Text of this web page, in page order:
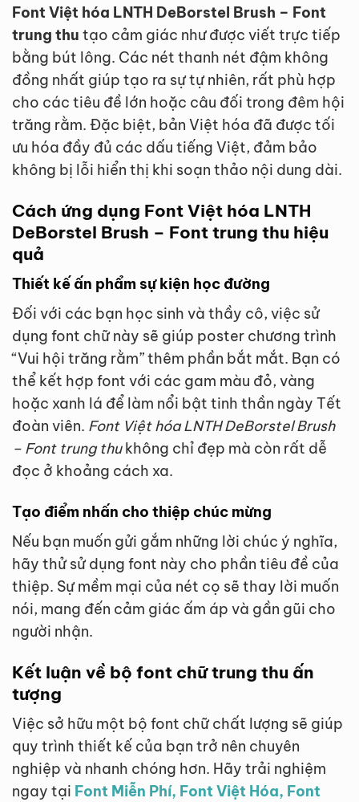
Font Việt hóa LNTH DeBorstel Brush – Font
trung thu tạo cảm giác như được viết trực tiếp
bằng bút lông. Các nét thanh nét đậm không
đồng nhất giúp tạo ra sự tự nhiên, rất phù hợp
cho các tiêu đề lớn hoặc câu đối trong đêm hội
trăng rằm. Đặc biệt, bản Việt hóa đã được tối
ưu hóa đầy đủ các dấu tiếng Việt, đảm bảo
không bị lỗi hiển thị khi soạn thảo nội dung dài.
Cách ứng dụng Font Việt hóa LNTH
DeBorstel Brush – Font trung thu hiệu
quả
Thiết kế ấn phẩm sự kiện học đường
Đối với các bạn học sinh và thầy cô, việc sử
dụng font chữ này sẽ giúp poster chương trình
“Vui hội trăng rằm” thêm phần bắt mắt. Bạn có
thể kết hợp font với các gam màu đỏ, vàng
hoặc xanh lá để làm nổi bật tinh thần ngày Tết
đoàn viên. Font Việt hóa LNTH DeBorstel Brush
– Font trung thukhông chỉ đẹp mà còn rất dễ
đọc ở khoảng cách xa.
Tạo điểm nhấn cho thiệp chúc mừng
Nếu bạn muốn gửi gắm những lời chúc ý nghĩa,
hãy thử sử dụng font này cho phần tiêu đề của
thiệp. Sự mềm mại của nét cọ sẽ thay lời muốn
nói, mang đến cảm giác ấm áp và gần gũi cho
người nhận.
Kết luận về bộ font chữ trung thu ấn
tượng
Việc sở hữu một bộ font chữ chất lượng sẽ giúp
quy trình thiết kế của bạn trở nên chuyên
nghiệp và nhanh chóng hơn. Hãy trải nghiệm
ngay tại Font Miễn Phí, Font Việt Hóa, Font